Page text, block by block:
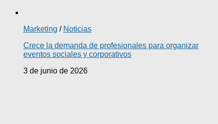
Marketing / Noticias
Crece la demanda de profesionales para organizar
eventos sociales y corporativos
3 de junio de 2026